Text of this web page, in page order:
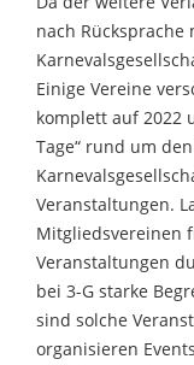
nach Rücksprache
Einige Vereine
komplett auf 2022
Tage“ rund um
Veranstaltungen.
Mitgliedsvereinen
Veranstaltungen
bei 3-G starke
sind solche
organisieren